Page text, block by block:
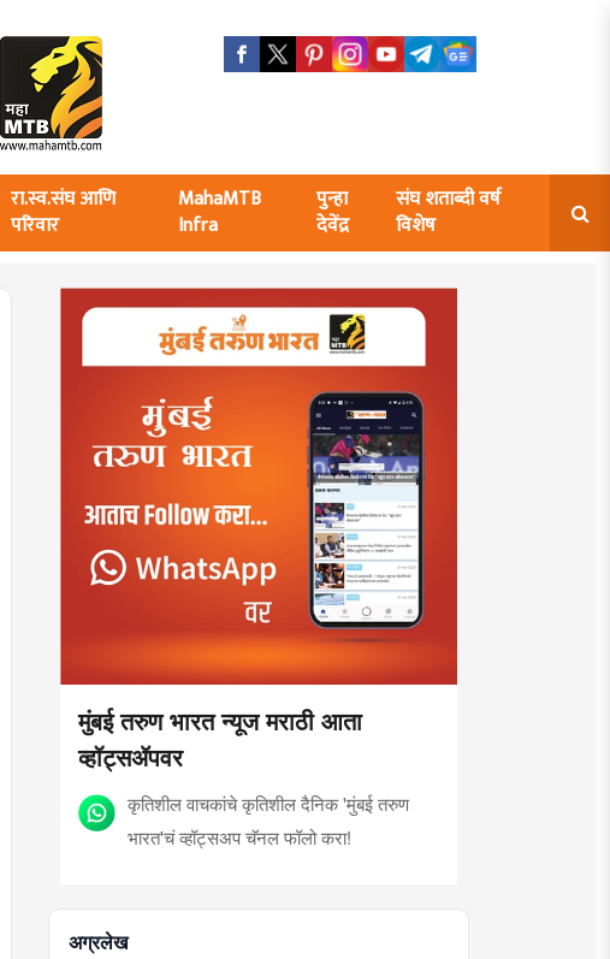
रा.स्व.संघ आणि
परिवार
MahaMTB
Infra
पुन्हा
देवेंद्र
संघ शताब्दी वर्ष
विशेष
मुंबई तरुण भारत न्यूज मराठी आता
व्हॉट्सॲपवर
कृतिशील वाचकांचे कृतिशील दैनिक 'मुंबई तरुण
भारत'चं व्हॉट्सअप चॅनल फॉलो करा!
अग्रलेख